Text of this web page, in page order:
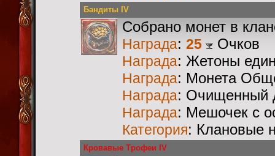
Бандиты IV
Собрано монет в
Награда: 25 Очков
Награда: Жетоны
Награда: Монета
Награда: Очищенный
Награда: Мешочек с
Категория: Клановые
Кровавые Трофеи IV